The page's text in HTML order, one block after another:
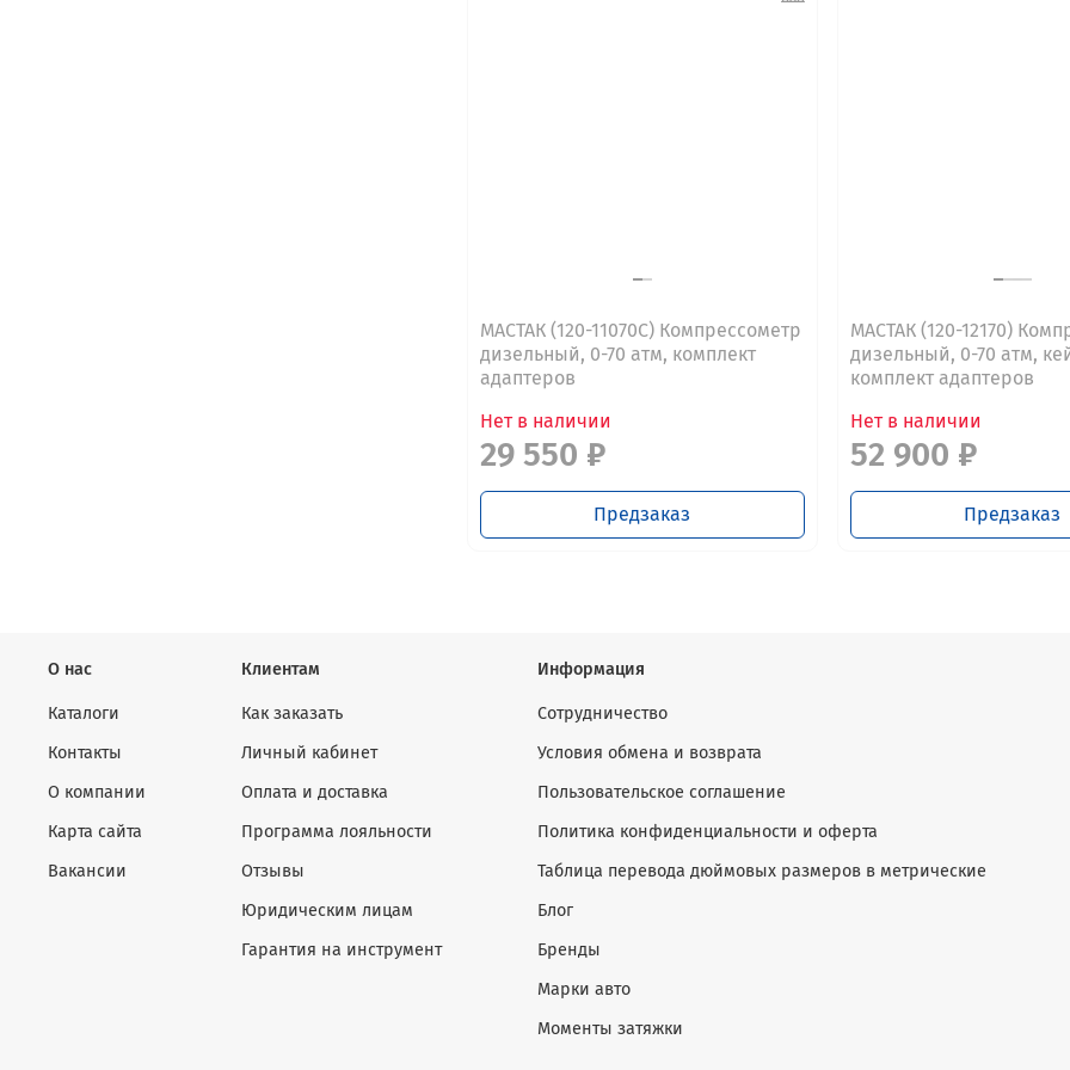
МАСТАК (120-11070C) Компрессометр
дизельный, 0-70 атм, комплект
адаптеров
Нет в наличии
29 550 ₽
Предзаказ
МАСТАК (120-12170)
дизельный, 0-70 атм,
комплект адаптеров
Нет в наличии
52 900 ₽
Предзаказ
О нас
Каталоги
Контакты
О компании
Карта сайта
Вакансии
Клиентам
Как заказать
Личный кабинет
Оплата и доставка
Программа лояльности
Отзывы
Юридическим лицам
Гарантия на инструмент
Информация
Сотрудничество
Условия обмена и возврата
Пользовательское соглашение
Политика конфиденциальности и оферта
Таблица перевода дюймовых размеров в метрические
Блог
Бренды
Марки авто
Моменты затяжки